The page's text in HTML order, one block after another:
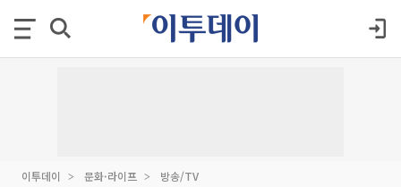
이투데이 문화·라이프 방송/TV